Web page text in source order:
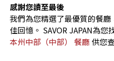
感謝您讀至最後
我們為您精選了最優質的餐
佳回憶。 SAVOR JAPAN為您
本州中部（中部） 餐廳供您